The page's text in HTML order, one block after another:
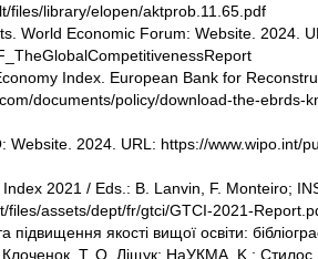
files/library/elopen/aktprob.11.65.pdf
World Economic Forum: Website. 2024.
Index. European Bank for
documents/policy/download-the-ebrds-
Website. 2024. URL: https://www.wipo.int/
2021 / Eds.: B. Lanvin, F. Monteiro;
files/assets/dept/fr/gtci/GTCI-2021-
підвищення якості вищої освіти:
Т. О. Ліщук; НаУКМА. K.: Стилос,